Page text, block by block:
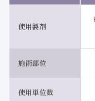
使用製剤
施術部位
使用単位数